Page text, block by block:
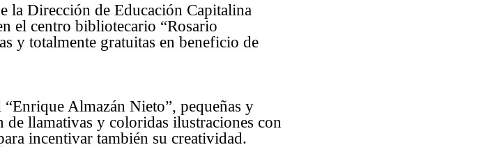
la Dirección de Educación Capitalina
el centro bibliotecario “Rosario
y totalmente gratuitas en beneficio de
Almazán Nieto”, pequeñas y
llamativas y coloridas ilustraciones con
incentivar también su creatividad.